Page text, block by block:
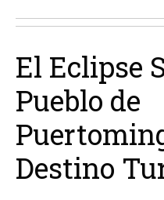
El Eclipse
Pueblo de
Destino